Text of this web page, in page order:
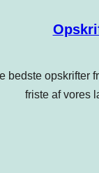
friste af vores